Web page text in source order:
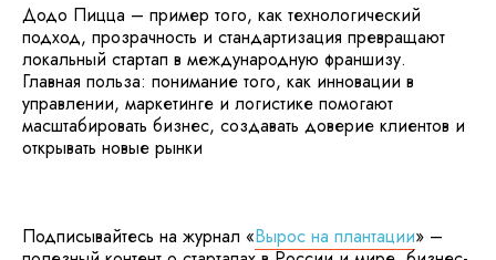
Додо Пицца – пример того, как технологический
подход, прозрачность и стандартизация превращают
локальный стартап в международную франшизу.
Главная польза: понимание того, как инновации в
управлении, маркетинге и логистике помогают
масштабировать бизнес, создавать доверие клиентов и
открывать новые рынки
Подписывайтесь на журнал «Вырос на плантации» –